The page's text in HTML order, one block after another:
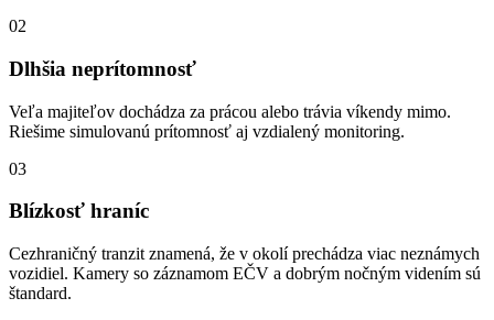
02
Dlhšia neprítomnosť
Veľa majiteľov dochádza za prácou alebo trávia víkendy mimo.
Riešime simulovanú prítomnosť aj vzdialený monitoring.
03
Blízkosť hraníc
Cezhraničný tranzit znamená, že v okolí prechádza viac neznámych
vozidiel. Kamery so záznamom EČV a dobrým nočným videním sú
štandard.